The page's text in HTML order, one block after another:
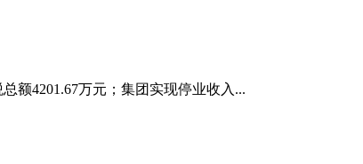
额4201.67万元；集团实现停业收入...